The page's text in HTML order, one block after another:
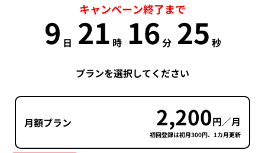
キャンペーン終了まで
9 日 21 時 16分 24 秒
プランを選択してください
月額プラン 2,200円／月
初回登録は初月300円、1カ月更新